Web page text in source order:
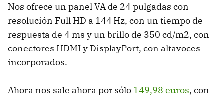
Nos ofrece un panel VA de 24 pulgadas con
resolución Full HD a 144 Hz, con un tiempo de
respuesta de 4 ms y un brillo de 350 cd/m2, con
conectores HDMI y DisplayPort, con altavoces
incorporados.
Ahora nos sale ahora por sólo 149,98 euros, con